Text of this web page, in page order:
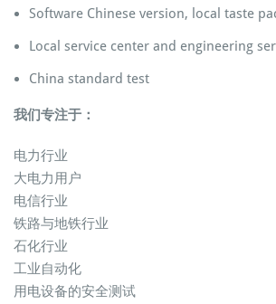
Software Chinese version, local taste
Local service center and engineering
China standard test
我们专注于：
电力行业
大电力用户
电信行业
铁路与地铁行业
石化行业
工业自动化
用电设备的安全测试